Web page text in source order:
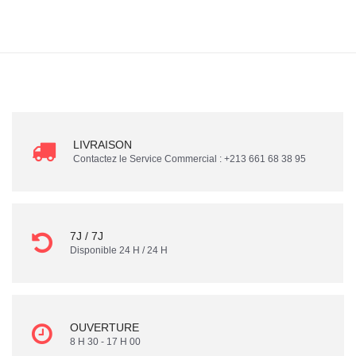
LIVRAISON
Contactez le Service Commercial : +213 661 68 38 95
7J / 7J
Disponible 24 H / 24 H
OUVERTURE
8 H 30 - 17 H 00